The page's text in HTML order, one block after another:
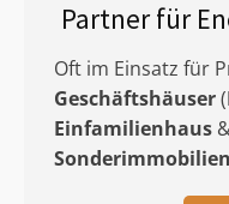
Partner für
Oft im Einsatz für
Geschäftshäuser(
Einfamilienhaus
Sonderimmobilien